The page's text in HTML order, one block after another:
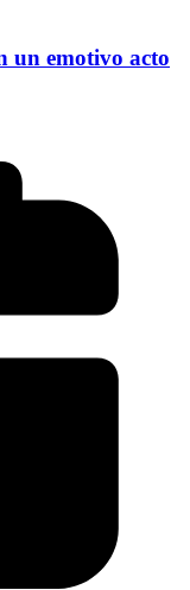
un emotivo acto